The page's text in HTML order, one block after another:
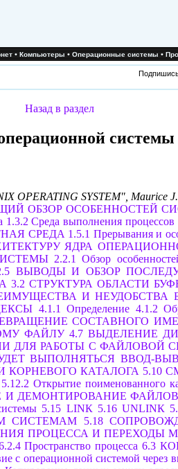
•Компьютеры•Операционные системы•
Назад в раздел
OPERATING SYSTEM", Maurice
ОБЗОР ОСОБЕННОСТЕЙ
1.3.2 Среда выполнения процессов
СРЕДА 1.5.1 Прерывания и
ЯДРА
2.2.1 Обзор
ВЫВОДЫ И ОБЗОР
3.2 СТРУКТУРА ОБЛАСТИ
И НЕУДОБСТВА
4.1.1 Определение 4.1.2
СОСТАВНОГО
ФАЙЛУ 4.7 ВЫДЕЛЕНИЕ
ДЛЯ РАБОТЫ С ФАЙЛОВОЙ
ВЫПОЛНЯТЬСЯ ВВОД-
КОРНЕВОГО КАТАЛОГА 5.10
5.12.2 Открытие поименованного
И ДЕМОНТИРОВАНИЕ
5.15 LINК 5.16 UNLINК
СИСТЕМАМ 5.18
ПРОЦЕССА И ПЕРЕХОДЫ
Пространство процесса 6.3
с операционной системой